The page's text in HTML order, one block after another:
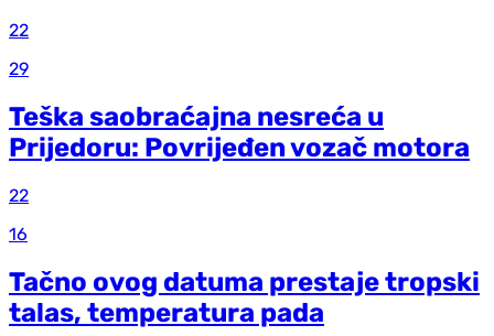
22
29
Teška saobraćajna nesreća u
Prijedoru: Povrijeđen vozač motora
22
16
Tačno ovog datuma prestaje tropski
talas, temperatura pada